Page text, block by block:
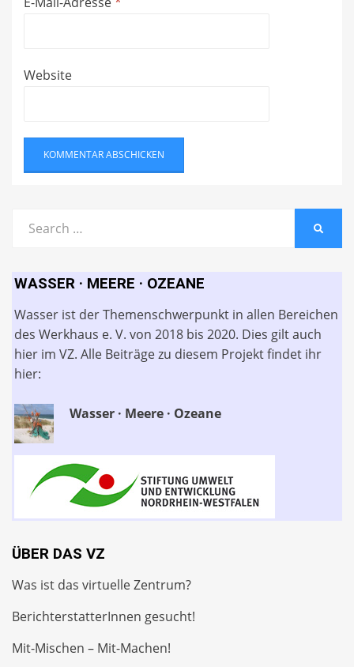
Website
for:
WASSER · MEERE · OZEANE
Wasser ist der Themenschwerpunkt in allen Bereichen
des Werkhaus e. V. von 2018 bis 2020. Dies gilt auch
hier im VZ. Alle Beiträge zu diesem Projekt findet ihr
hier:
Wasser · Meere · Ozeane
ÜBER DAS VZ
Was ist das virtuelle Zentrum?
BerichterstatterInnen gesucht!
Mit-Mischen – Mit-Machen!